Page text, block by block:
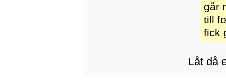
går
till
fick
Låt då